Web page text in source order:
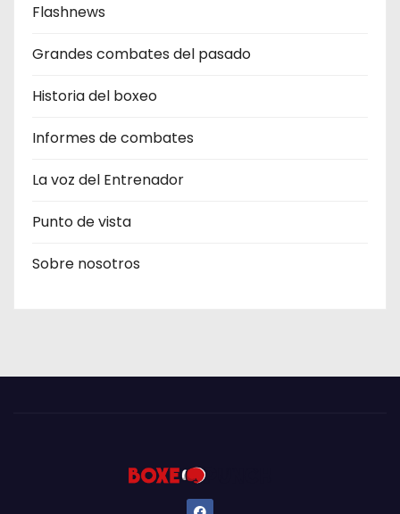
Flashnews
Grandes combates del pasado
Historia del boxeo
Informes de combates
La voz del Entrenador
Punto de vista
Sobre nosotros